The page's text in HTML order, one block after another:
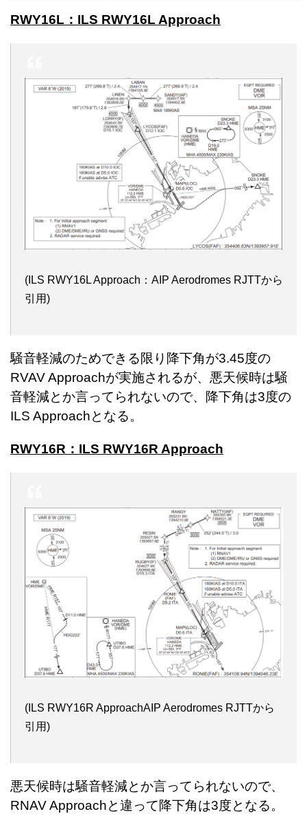
RWY16L：ILS RWY16L Approach
(ILS RWY16L Approach：AIP Aerodromes RJTTから
引用)
騒音軽減のためできる限り降下角が3.45度の
RVAV Approachが実施されるが、悪天候時は騒
音軽減とか言ってられないので、降下角は3度の
ILS Approachとなる。
RWY16R：ILS RWY16R Approach
(ILS RWY16R ApproachAIP Aerodromes RJTTから
引用)
悪天候時は騒音軽減とか言ってられないので、
RNAV Approachと違って降下角は3度となる。